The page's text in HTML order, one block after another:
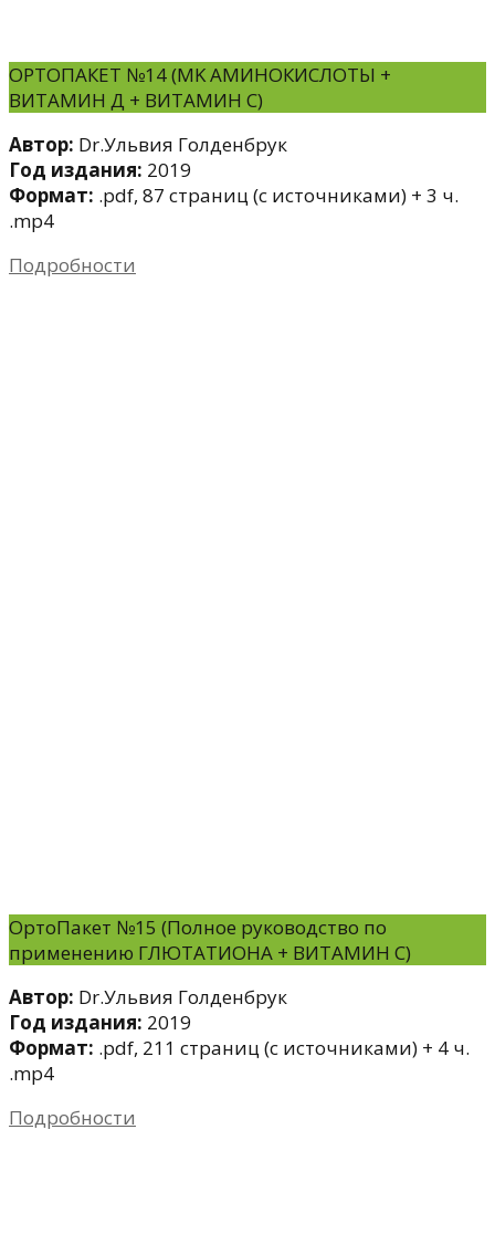
ОРТОПАКЕТ №14 (МK АМИНОКИСЛОТЫ +
ВИТАМИН Д + ВИТАМИН С)
Автор: Dr.Ульвия Голденбрук
Год издания: 2019
Формат: .pdf, 87 страниц (с источниками) + 3 ч.
.mp4
Подробности
ОртоПакет №15 (Полное руководство по
применению ГЛЮТАТИОНА + ВИТАМИН С)
Автор: Dr.Ульвия Голденбрук
Год издания: 2019
Формат: .pdf, 211 страниц (с источниками) + 4 ч.
.mp4
Подробности